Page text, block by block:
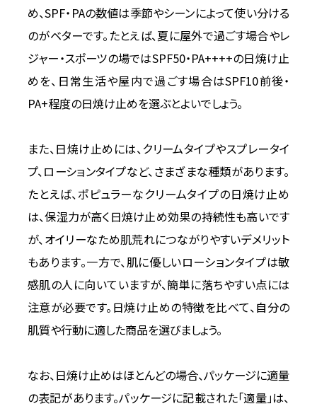
め、SPF・PAの数値は季節やシーンによって使い分ける
のがベターです。たとえば、夏に屋外で過ごす場合やレ
ジャー・スポーツの場ではSPF50・PA++++の日焼け止
めを、日常生活や屋内で過ごす場合はSPF10前後・
PA+程度の日焼け止めを選ぶとよいでしょう。
また、日焼け止めには、クリームタイプやスプレータイ
プ、ローションタイプなど、さまざまな種類があります。
たとえば、ポピュラーなクリームタイプの日焼け止め
は、保湿力が高く日焼け止め効果の持続性も高いです
が、オイリーなため肌荒れにつながりやすいデメリット
もあります。一方で、肌に優しいローションタイプは敏
感肌の人に向いていますが、簡単に落ちやすい点には
注意が必要です。日焼け止めの特徴を比べて、自分の
肌質や行動に適した商品を選びましょう。
なお、日焼け止めはほとんどの場合、パッケージに適量
の表記があります。パッケージに記載された「適量」は、